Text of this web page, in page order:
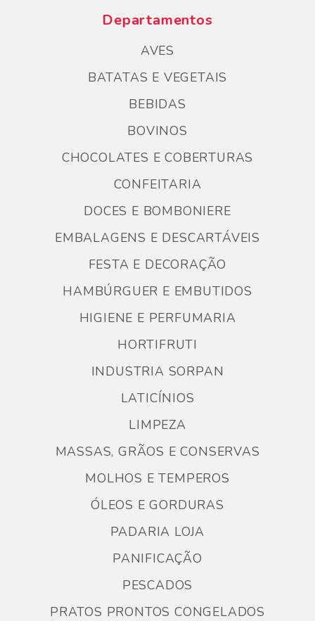
Departamentos
AVES
BATATAS E VEGETAIS
BEBIDAS
BOVINOS
CHOCOLATES E COBERTURAS
CONFEITARIA
DOCES E BOMBONIERE
EMBALAGENS E DESCARTÁVEIS
FESTA E DECORAÇÃO
HAMBÚRGUER E EMBUTIDOS
HIGIENE E PERFUMARIA
HORTIFRUTI
INDUSTRIA SORPAN
LATICÍNIOS
LIMPEZA
MASSAS, GRÃOS E CONSERVAS
MOLHOS E TEMPEROS
ÓLEOS E GORDURAS
PADARIA LOJA
PANIFICAÇÃO
PESCADOS
PRATOS PRONTOS CONGELADOS